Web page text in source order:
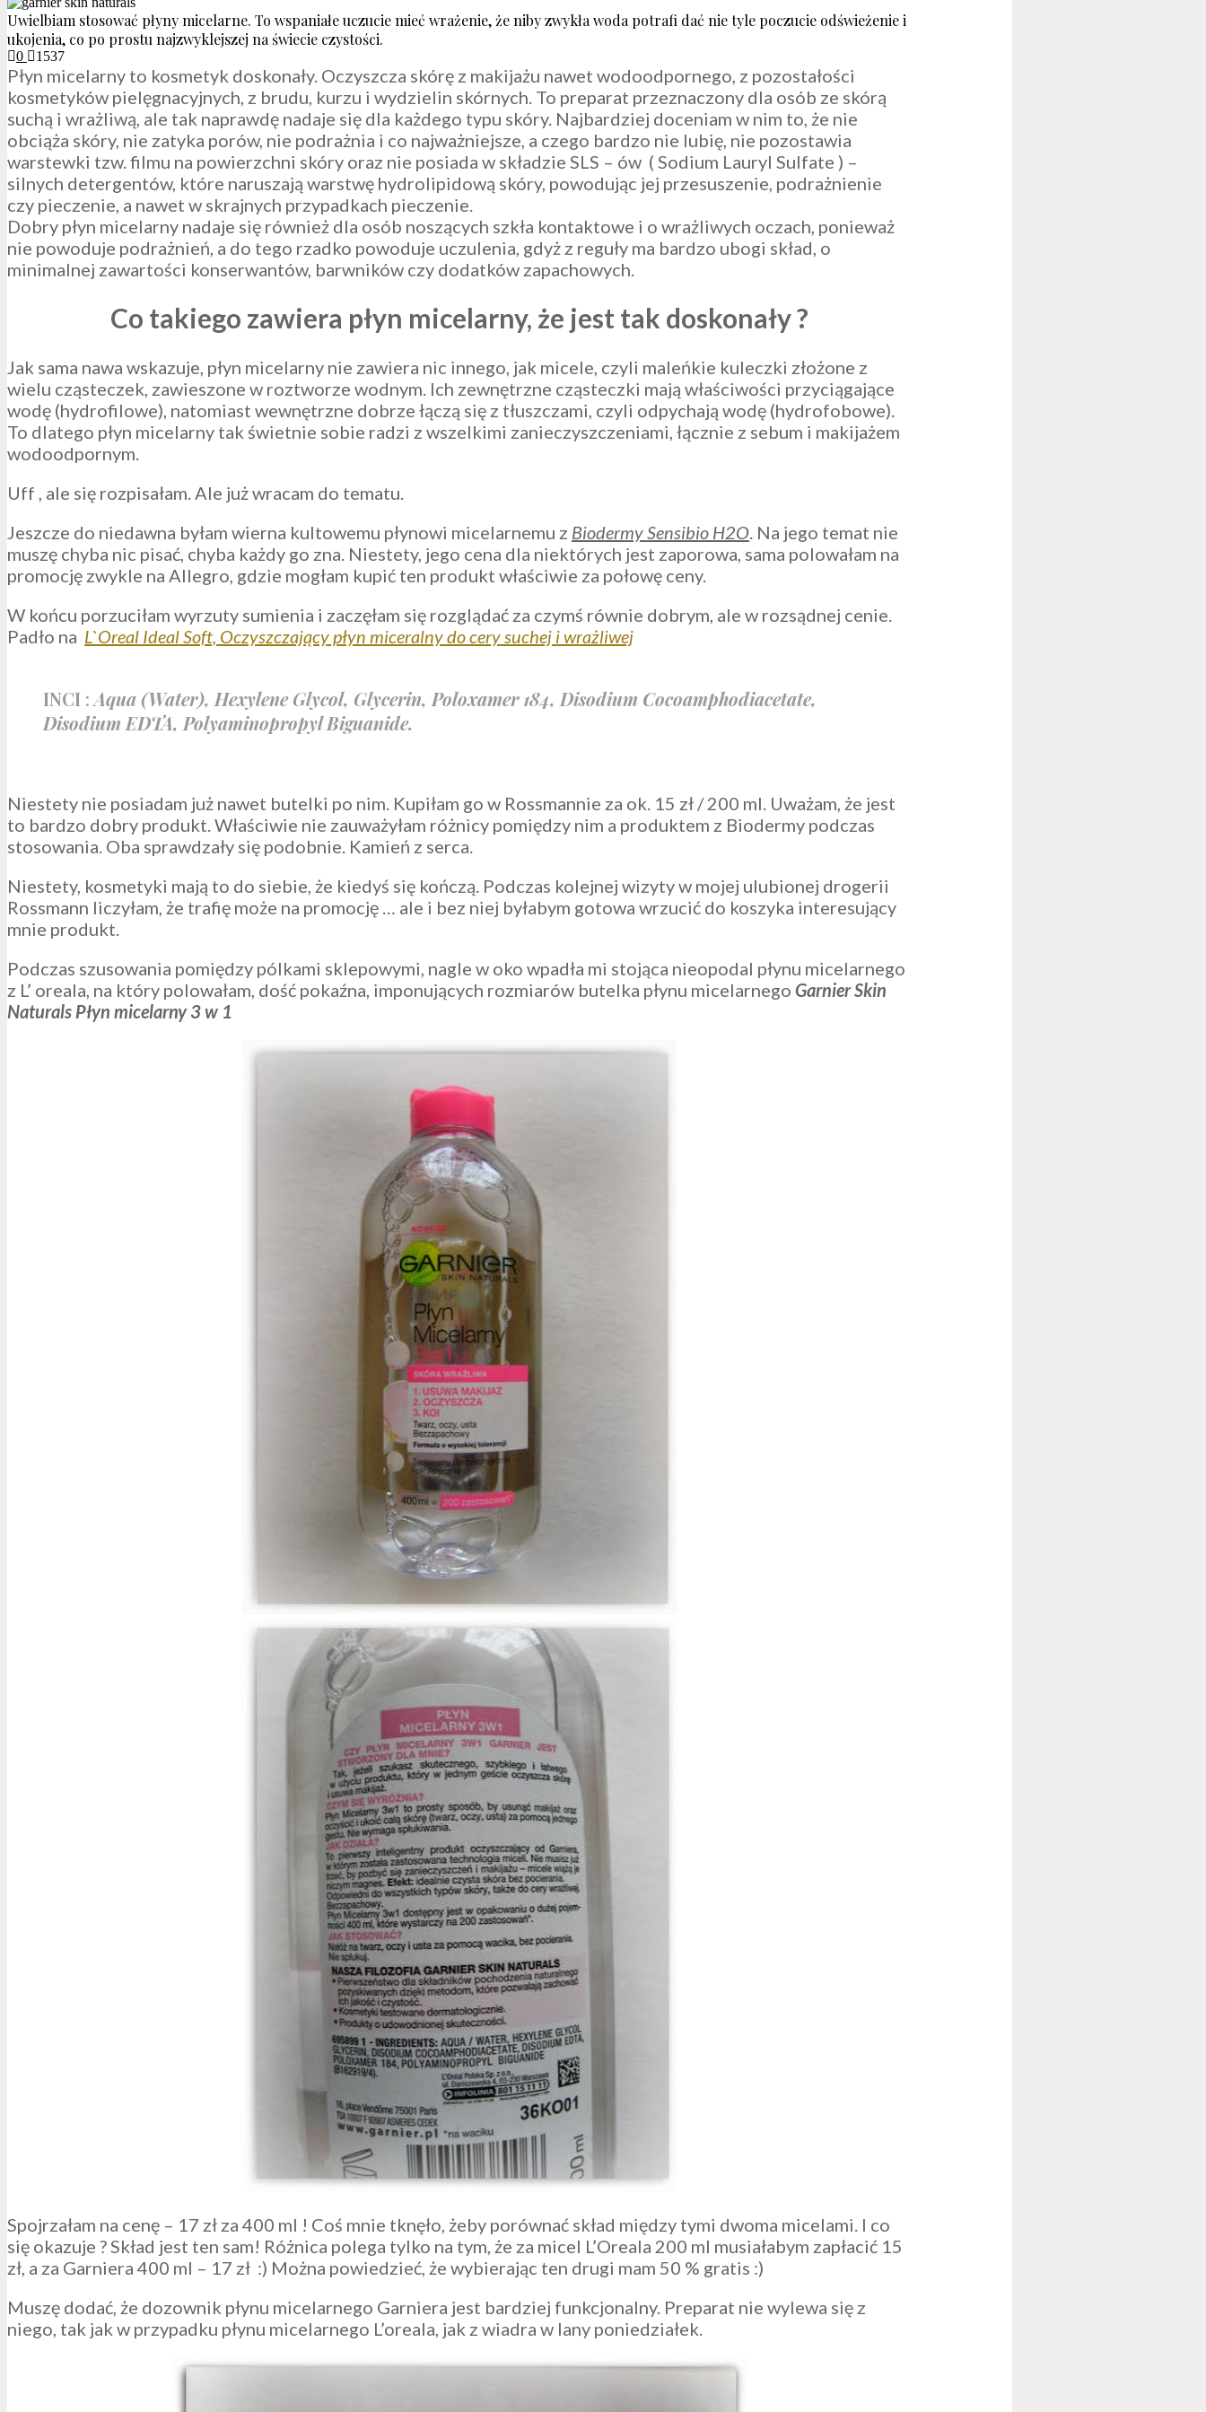
Uwielbiam stosować płyny micelarne. To wspaniałe uczucie mieć wrażenie, że niby zwykła woda potrafi dać nie tyle poczucie odświeżenie i
ukojenia, co po prostu najzwyklejszej na świecie czystości.
0 1537
Płyn micelarny to kosmetyk doskonały. Oczyszcza skórę z makijażu nawet wodoodpornego, z pozostałości
kosmetyków pielęgnacyjnych, z brudu, kurzu i wydzielin skórnych. To preparat przeznaczony dla osób ze skórą
suchą i wrażliwą, ale tak naprawdę nadaje się dla każdego typu skóry. Najbardziej doceniam w nim to, że nie
obciąża skóry, nie zatyka porów, nie podrażnia i co najważniejsze, a czego bardzo nie lubię, nie pozostawia
warstewki tzw. filmu na powierzchni skóry oraz nie posiada w składzie SLS – ów ( Sodium Lauryl Sulfate ) –
silnych detergentów, które naruszają warstwę hydrolipidową skóry, powodując jej przesuszenie, podrażnienie
czy pieczenie, a nawet w skrajnych przypadkach pieczenie.
Dobry płyn micelarny nadaje się również dla osób noszących szkła kontaktowe i o wrażliwych oczach, ponieważ
nie powoduje podrażnień, a do tego rzadko powoduje uczulenia, gdyż z reguły ma bardzo ubogi skład, o
minimalnej zawartości konserwantów, barwników czy dodatków zapachowych.
Co takiego zawiera płyn micelarny, że jest tak doskonały ?
Jak sama nawa wskazuje, płyn micelarny nie zawiera nic innego, jak micele, czyli maleńkie kuleczki złożone z
wielu cząsteczek, zawieszone w roztworze wodnym. Ich zewnętrzne cząsteczki mają właściwości przyciągające
wodę (hydrofilowe), natomiast wewnętrzne dobrze łączą się z tłuszczami, czyli odpychają wodę (hydrofobowe).
To dlatego płyn micelarny tak świetnie sobie radzi z wszelkimi zanieczyszczeniami, łącznie z sebum i makijażem
wodoodpornym.
Uff , ale się rozpisałam. Ale już wracam do tematu.
Jeszcze do niedawna byłam wierna kultowemu płynowi micelarnemu z Biodermy Sensibio H2O. Na jego temat nie
muszę chyba nic pisać, chyba każdy go zna. Niestety, jego cena dla niektórych jest zaporowa, sama polowałam na
promocję zwykle na Allegro, gdzie mogłam kupić ten produkt właściwie za połowę ceny.
W końcu porzuciłam wyrzuty sumienia i zaczęłam się rozglądać za czymś równie dobrym, ale w rozsądnej cenie.
Padło na L`Oreal Ideal Soft, Oczyszczający płyn miceralny do cery suchej i wrażliwej
INCI :Aqua (Water), Hexylene Glycol, Glycerin, Poloxamer 184, Disodium Cocoamphodiacetate,
Disodium EDTA, Polyaminopropyl Biguanide.
Niestety nie posiadam już nawet butelki po nim. Kupiłam go w Rossmannie za ok. 15 zł / 200 ml. Uważam, że jest
to bardzo dobry produkt. Właściwie nie zauważyłam różnicy pomiędzy nim a produktem z Biodermy podczas
stosowania. Oba sprawdzały się podobnie. Kamień z serca.
Niestety, kosmetyki mają to do siebie, że kiedyś się kończą. Podczas kolejnej wizyty w mojej ulubionej drogerii
Rossmann liczyłam, że trafię może na promocję … ale i bez niej byłabym gotowa wrzucić do koszyka interesujący
mnie produkt.
Podczas szusowania pomiędzy pólkami sklepowymi, nagle w oko wpadła mi stojąca nieopodal płynu micelarnego
z L’ oreala, na który polowałam, dość pokaźna, imponujących rozmiarów butelka płynu micelarnego Garnier Skin
Naturals Płyn micelarny 3 w 1
Spojrzałam na cenę – 17 zł za 400 ml ! Coś mnie tknęło, żeby porównać skład między tymi dwoma micelami. I co
się okazuje ? Skład jest ten sam! Różnica polega tylko na tym, że za micel L’Oreala 200 ml musiałabym zapłacić 15
zł, a za Garniera 400 ml – 17 zł :) Można powiedzieć, że wybierając ten drugi mam 50 % gratis :)
Muszę dodać, że dozownik płynu micelarnego Garniera jest bardziej funkcjonalny. Preparat nie wylewa się z
niego, tak jak w przypadku płynu micelarnego L’oreala, jak z wiadra w lany poniedziałek.